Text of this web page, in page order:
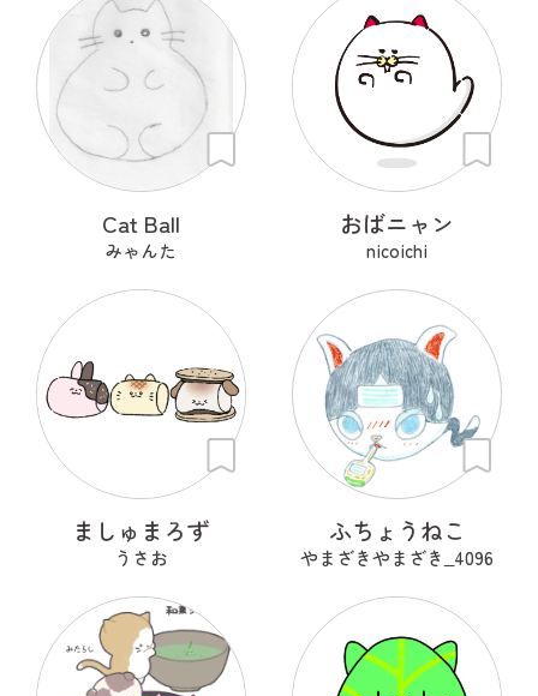
Cat Ball
みゃんた
おばニャン
nicoichi
ましゅまろず
うさお
ふちょうねこ
やまざきやまざき‗4096